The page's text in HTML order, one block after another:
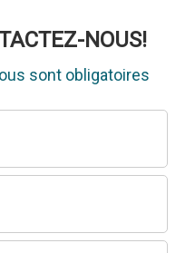
NOUS!
sont obligatoires